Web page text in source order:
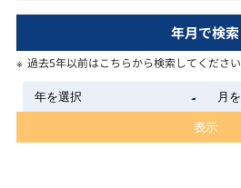
年月で検索
過去5年以前はこちらから検索してください
表示